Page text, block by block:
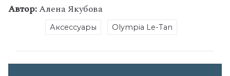
Автор:Алена Якубова
Аксессуары Olympia Le-Tan